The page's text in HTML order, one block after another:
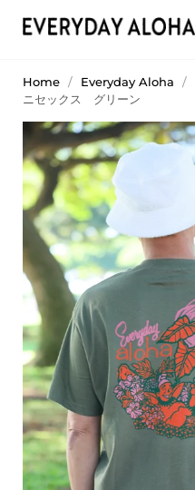
Home / Everyday Aloha /
ニセックス グリーン